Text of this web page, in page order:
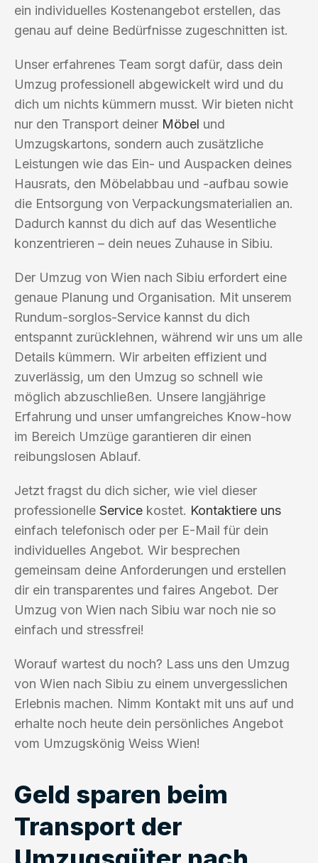
ein individuelles Kostenangebot erstellen, das
genau auf deine Bedürfnisse zugeschnitten ist.
Unser erfahrenes Team sorgt dafür, dass dein
Umzug professionell abgewickelt wird und du
dich um nichts kümmern musst. Wir bieten nicht
nur den Transport deiner Möbel und
Umzugskartons, sondern auch zusätzliche
Leistungen wie das Ein- und Auspacken deines
Hausrats, den Möbelabbau und -aufbau sowie
die Entsorgung von Verpackungsmaterialien an.
Dadurch kannst du dich auf das Wesentliche
konzentrieren – dein neues Zuhause in Sibiu.
Der Umzug von Wien nach Sibiu erfordert eine
genaue Planung und Organisation. Mit unserem
Rundum-sorglos-Service kannst du dich
entspannt zurücklehnen, während wir uns um alle
Details kümmern. Wir arbeiten effizient und
zuverlässig, um den Umzug so schnell wie
möglich abzuschließen. Unsere langjährige
Erfahrung und unser umfangreiches Know-how
im Bereich Umzüge garantieren dir einen
reibungslosen Ablauf.
Jetzt fragst du dich sicher, wie viel dieser
professionelle Service kostet. Kontaktiere uns
einfach telefonisch oder per E-Mail für dein
individuelles Angebot. Wir besprechen
gemeinsam deine Anforderungen und erstellen
dir ein transparentes und faires Angebot. Der
Umzug von Wien nach Sibiu war noch nie so
einfach und stressfrei!
Worauf wartest du noch? Lass uns den Umzug
von Wien nach Sibiu zu einem unvergesslichen
Erlebnis machen. Nimm Kontakt mit uns auf und
erhalte noch heute dein persönliches Angebot
vom Umzugskönig Weiss Wien!
Geld sparen beim
Transport der